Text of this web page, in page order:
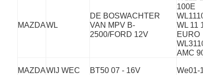
Automobiele Motoronderdelen
MAZDAWL
DE BOSWACHTER
VAN MPV B-
2500/FORD 12V
100E
WL 11 10
EURO
AMC
MAZDAWIJ WEC BT50 07 - 16V We01-10-